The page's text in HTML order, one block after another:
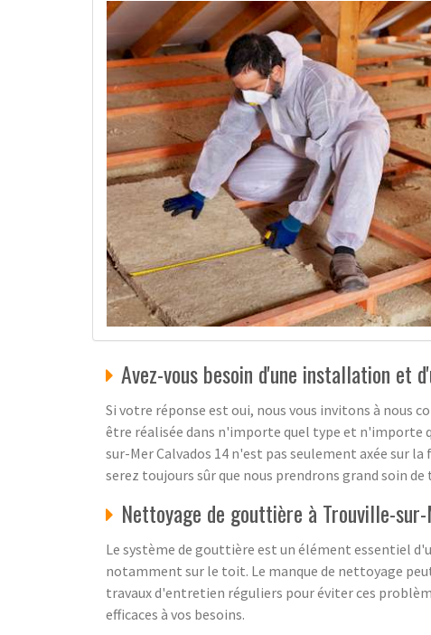
Avez-vous besoin d'une installation et
Si votre réponse est oui, nous vous invitons à nous
être réalisée dans n'importe quel type et n'importe
sur-Mer Calvados 14 n'est pas seulement axée sur
serez toujours sûr que nous prendrons grand soin de
Nettoyage de gouttière à Trouville-
Le système de gouttière est un élément essentiel
notamment sur le toit. Le manque de nettoyage
travaux d'entretien réguliers pour éviter ces
efficaces à vos besoins.